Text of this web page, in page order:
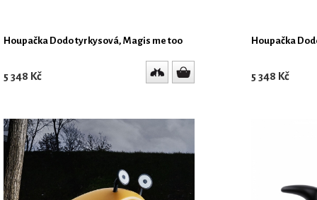
Houpačka Dodo tyrkysová, Magis me too
5 348 Kč
Houpačka
5 348 Kč